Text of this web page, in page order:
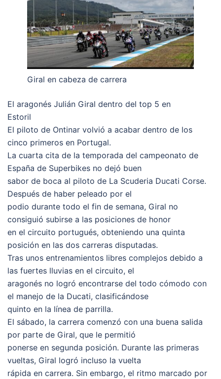
Giral en cabeza de carrera
El aragonés Julián Giral dentro del top 5 en
Estoril
El piloto de Ontinar volvió a acabar dentro de los
cinco primeros en Portugal.
La cuarta cita de la temporada del campeonato de
España de Superbikes no dejó buen
sabor de boca al piloto de La Scuderia Ducati Corse.
Después de haber peleado por el
podio durante todo el fin de semana, Giral no
consiguió subirse a las posiciones de honor
en el circuito portugués, obteniendo una quinta
posición en las dos carreras disputadas.
Tras unos entrenamientos libres complejos debido a
las fuertes lluvias en el circuito, el
aragonés no logró encontrarse del todo cómodo con
el manejo de la Ducati, clasificándose
quinto en la línea de parrilla.
El sábado, la carrera comenzó con una buena salida
por parte de Giral, que le permitió
ponerse en segunda posición. Durante las primeras
vueltas, Giral logró incluso la vuelta
rápida en carrera. Sin embargo, el ritmo marcado por